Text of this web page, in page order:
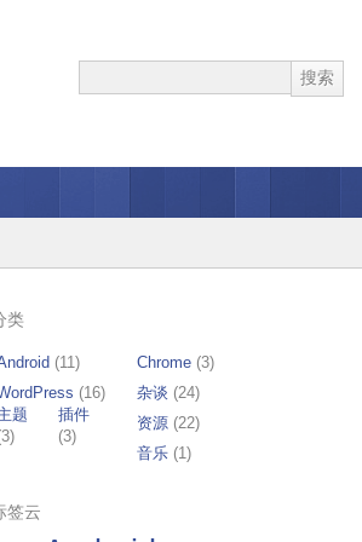
类
(11) Chrome (3)
(16)
题
插件
(3)
杂谈 (24)
资源 (22)
音乐 (1)
签云